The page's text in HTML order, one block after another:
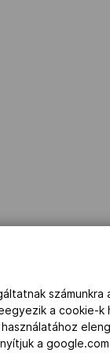
számunkra
a cookie-k
a